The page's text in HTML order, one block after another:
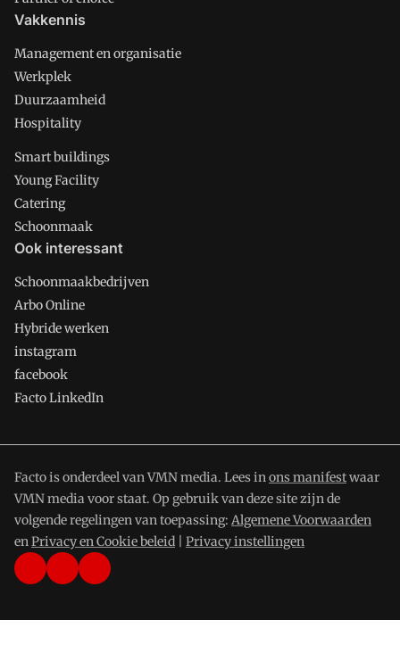
Vakkennis
Management en organisatie
Werkplek
Duurzaamheid
Hospitality
Smart buildings
Young Facility
Catering
Schoonmaak
Ook interessant
Schoonmaakbedrijven
Arbo Online
Hybride werken
instagram
facebook
Facto LinkedIn
Facto is onderdeel van VMN media. Lees inons manifestwaar
VMN media voor staat. Op gebruik van deze site zijn de
volgende regelingen van toepassing: Algemene Voorwaarden
enPrivacy en Cookie beleid Privacy instellingen